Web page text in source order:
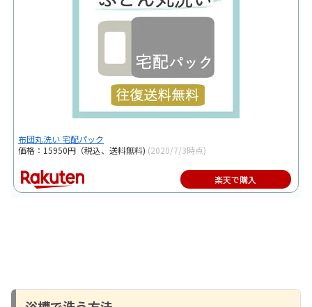
布団丸洗い 宅配パック
価格：15950円（税込、送料無料) (2020/7/3時点)
楽天で購入